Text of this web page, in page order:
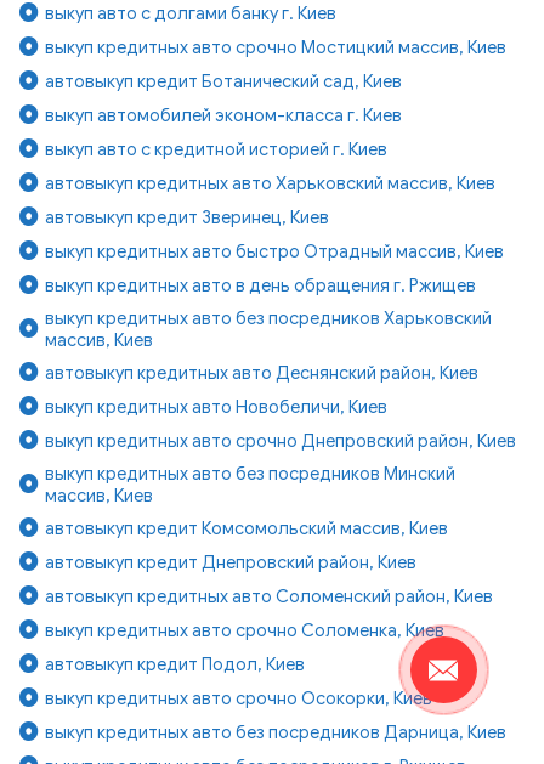
выкуп авто с долгами банку г. Киев
выкуп кредитных авто срочно Мостицкий массив, Киев
автовыкуп кредит Ботанический сад, Киев
выкуп автомобилей эконом-класса г. Киев
выкуп авто с кредитной историей г. Киев
автовыкуп кредитных авто Харьковский массив, Киев
автовыкуп кредит Зверинец, Киев
выкуп кредитных авто быстро Отрадный массив, Киев
выкуп кредитных авто в день обращения г. Ржищев
выкуп кредитных авто без посредников Харьковский
массив, Киев
автовыкуп кредитных авто Деснянский район, Киев
выкуп кредитных авто Новобеличи, Киев
выкуп кредитных авто срочно Днепровский район, Киев
выкуп кредитных авто без посредников Минский
массив, Киев
автовыкуп кредит Комсомольский массив, Киев
автовыкуп кредит Днепровский район, Киев
автовыкуп кредитных авто Соломенский район, Киев
выкуп кредитных авто срочно Соломенка, Киев
автовыкуп кредит Подол, Киев
выкуп кредитных авто срочно Осокорки, Киев
выкуп кредитных авто без посредников Дарница, Киев